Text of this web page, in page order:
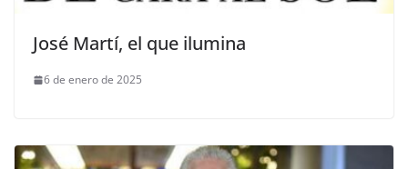
José Martí, el que ilumina
6 de enero de 2025